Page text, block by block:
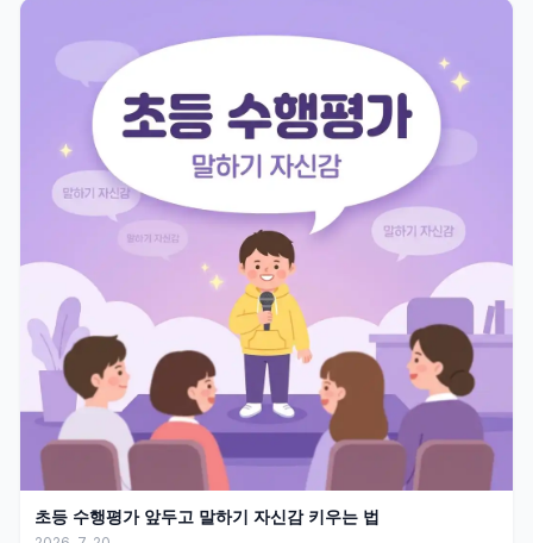
초등 수행평가 앞두고 말하기 자신감 키우는 법